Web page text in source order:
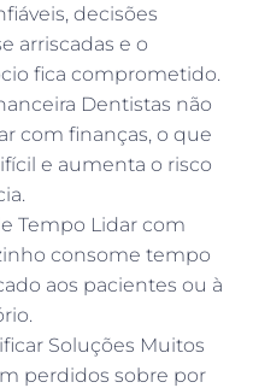
decisões
arriscadas e o
fica comprometido.
Dentistas não
com finanças, o que
e aumenta o risco
Tempo Lidar com
consome tempo
aos pacientes ou à
Soluções Muitos
perdidos sobre por